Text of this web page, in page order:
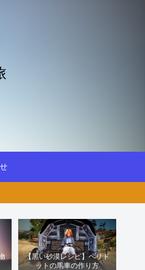
【黒い砂漠レシピ】ペリド
ットの馬車の作り方